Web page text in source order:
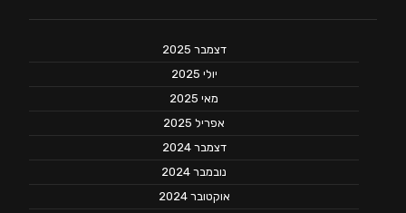
דצמבר 2025
יולי 2025
מאי 2025
אפריל 2025
דצמבר 2024
נובמבר 2024
אוקטובר 2024